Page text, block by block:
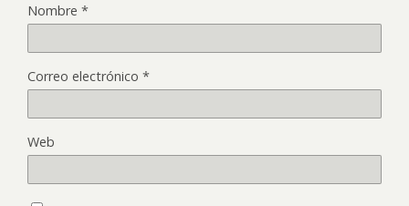
Nombre *
Correo electrónico *
Web